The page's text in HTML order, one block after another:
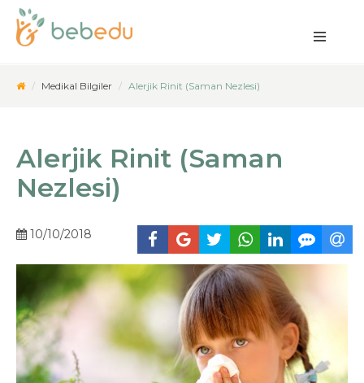
Medikal Bilgiler Alerjik Rinit (Saman Nezlesi)
Alerjik Rinit (Saman
Nezlesi)
10/10/2018